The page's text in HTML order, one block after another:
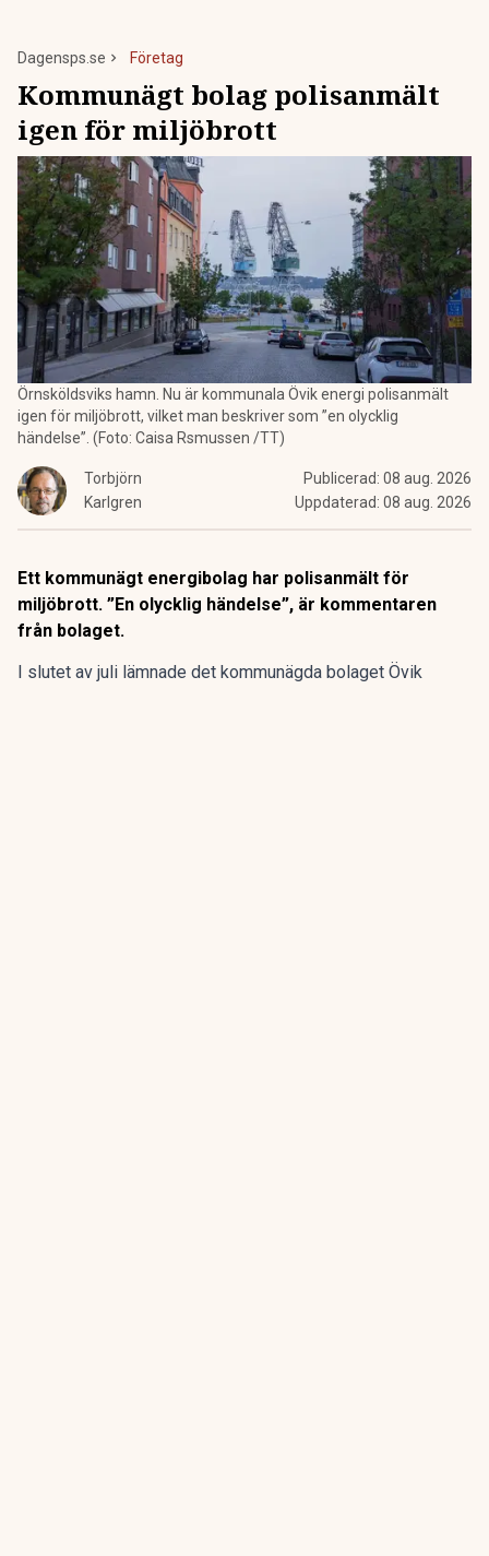
Dagensps.se Företag
Kommunägt bolag polisanmält
igen för miljöbrott
Örnsköldsviks hamn. Nu är kommunala Övik energi polisanmält
igen för miljöbrott, vilket man beskriver som ”en olycklig
händelse”. (Foto: Caisa Rsmussen /TT)
Torbjörn
Karlgren
Publicerad: 08 aug. 2026
Uppdaterad: 08 aug. 2026
Ett kommunägt energibolag har polisanmält för
miljöbrott. ”En olycklig händelse”, är kommentaren
från bolaget.
I slutet av juli lämnade det kommunägda bolaget Övik